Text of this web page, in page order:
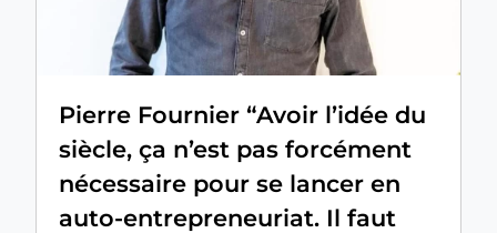
Pierre Fournier “Avoir l’idée du
siècle, ça n’est pas forcément
nécessaire pour se lancer en
auto-entrepreneuriat. Il faut